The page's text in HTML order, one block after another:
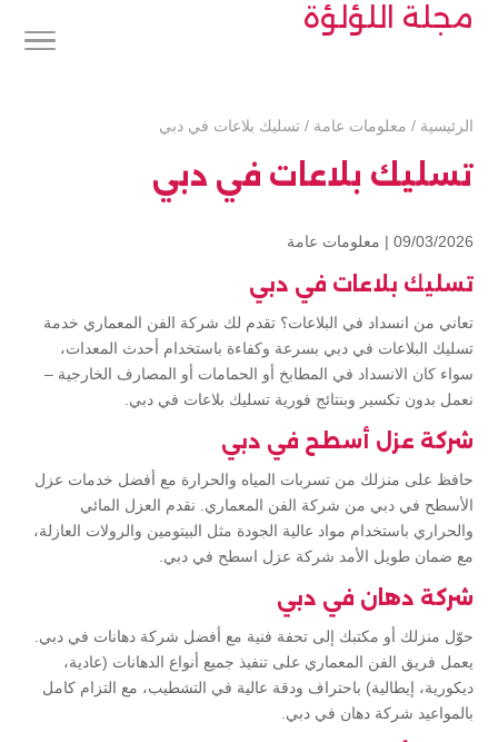
مجلة اللؤلؤة
الرئيسية / معلومات عامة / تسليك بلاعات في دبي
تسليك بلاعات في دبي
09/03/2026 | معلومات عامة
تسليك بلاعات في دبي
تعاني من انسداد في البلاعات؟ تقدم لك شركة الفن المعماري خدمة
تسليك البلاعات في دبي بسرعة وكفاءة باستخدام أحدث المعدات،
سواء كان الانسداد في المطابخ أو الحمامات أو المصارف الخارجية –
نعمل بدون تكسير وبنتائج فورية تسليك بلاعات في دبي.
شركة عزل أسطح في دبي
حافظ على منزلك من تسربات المياه والحرارة مع أفضل خدمات عزل
الأسطح في دبي من شركة الفن المعماري. نقدم العزل المائي
والحراري باستخدام مواد عالية الجودة مثل البيتومين والرولات العازلة،
مع ضمان طويل الأمد شركة عزل اسطح في دبي.
شركة دهان في دبي
حوّل منزلك أو مكتبك إلى تحفة فنية مع أفضل شركة دهانات في دبي.
يعمل فريق الفن المعماري على تنفيذ جميع أنواع الدهانات (عادية،
ديكورية، إيطالية) باحتراف ودقة عالية في التشطيب، مع التزام كامل
بالمواعيد شركة دهان في دبي.